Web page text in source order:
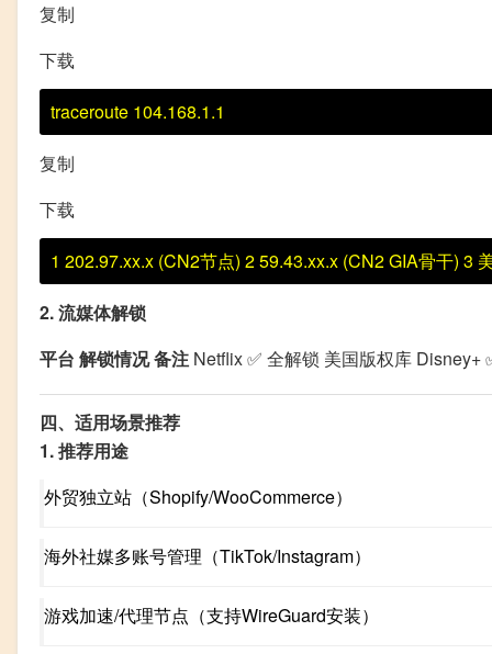
复制
下载
traceroute 104.168.1.1
复制
下载
1 202.97.xx.x (CN2节点) 2 59.43.xx.x (CN2 GIA骨干) 3
2. 流媒体解锁
平台 解锁情况备注 Netflix ✅ 全解锁 美国版权库
四、适用场景推荐
1. 推荐用途
外贸独立站（Shopify/WooCommerce）
海外社媒多账号管理（TikTok/Instagram）
游戏加速/代理节点（支持WireGuard安装）